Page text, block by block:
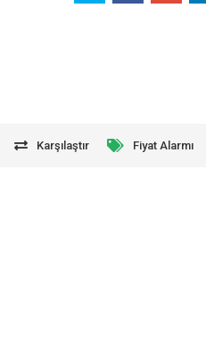
Karşılaştır Fiyat Alarmı